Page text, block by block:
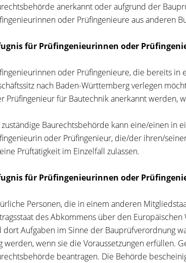
anerkannt oder aufgrund der
oder Prüfingenieure aus anderen
für Prüfingenieurinnen oder
oder Prüfingenieure, die bereits
nach Baden-Württemberg verlegen
Prüfingenieur für Bautechnik anerkannt werden,
zuständige Baurechtsbehörde kann eine/einen in
oder Prüfingenieur, die/der ihren/
Prüftätigkeit im Einzelfall zulassen.
für Prüfingenieurinnen oder
Personen, die in einem anderen
des Abkommens über den
dort Aufgaben im Sinne der Bauprüfverordnung
werden, wenn sie die Voraussetzungen erfüllen.
beantragen. Die Behörde